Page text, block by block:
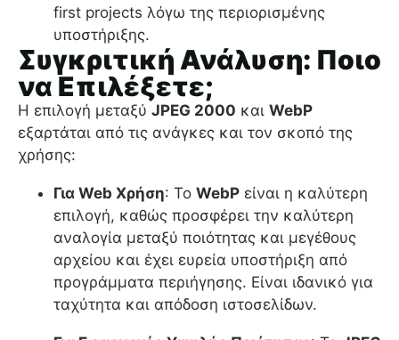
first projects λόγω της περιορισμένης
υποστήριξης.
Συγκριτική Ανάλυση: Ποιο
να Επιλέξετε;
Η επιλογή μεταξύ JPEG 2000 και WebP
εξαρτάται από τις ανάγκες και τον σκοπό της
χρήσης:
Για Web Χρήση: Το WebP είναι η καλύτερη
επιλογή, καθώς προσφέρει την καλύτερη
αναλογία μεταξύ ποιότητας και μεγέθους
αρχείου και έχει ευρεία υποστήριξη από
προγράμματα περιήγησης. Είναι ιδανικό για
ταχύτητα και απόδοση ιστοσελίδων.